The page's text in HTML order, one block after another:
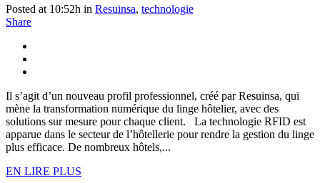
Posted at 10:52h in Resuinsa, technologie
Share
Il s’agit d’un nouveau profil professionnel, créé par Resuinsa, qui
mène la transformation numérique du linge hôtelier, avec des
solutions sur mesure pour chaque client. La technologie RFID est
apparue dans le secteur de l’hôtellerie pour rendre la gestion du linge
plus efficace. De nombreux hôtels,...
EN LIRE PLUS